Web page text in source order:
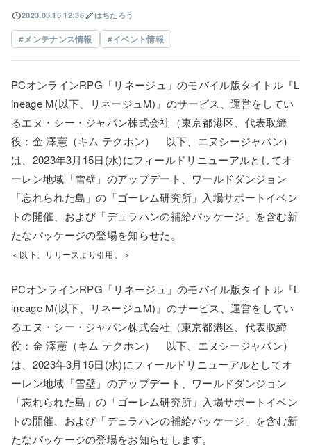
schedule2023.03.15 12:36editはちたろう
メンテナンス情報 イベント情報
PCオンラインRPG「リネージュ」のモバイル版タイトル『L
ineage M(以下、リネージュM)』のサービス、運営をしてい
るエヌ・シー・ジャパン株式会社（東京都港区、代表取締
役：金 澤憲（キム テクホン） 以下、エヌシージャパン）
は、2023年3月15日(水)にフィールドリニューアルとしてオ
ーレン地域「雪壁」のアップデート、ワールドダンジョン
「忘れられた島」の「ゴーレム研究所」入場サポートイベン
トの開催、および「デュラハンの補給パッケージ」を含む新
たなパッケージの登場を知らせた。
＜以下、リリースより引用。＞
PCオンラインRPG「リネージュ」のモバイル版タイトル『L
ineage M(以下、リネージュM)』のサービス、運営をしてい
るエヌ・シー・ジャパン株式会社（東京都港区、代表取締
役：金 澤憲（キム テクホン） 以下、エヌシージャパン）
は、2023年3月15日(水)にフィールドリニューアルとしてオ
ーレン地域「雪壁」のアップデート、ワールドダンジョン
「忘れられた島」の「ゴーレム研究所」入場サポートイベン
トの開催、および「デュラハンの補給パッケージ」を含む新
たなパッケージの登場をお知らせします。